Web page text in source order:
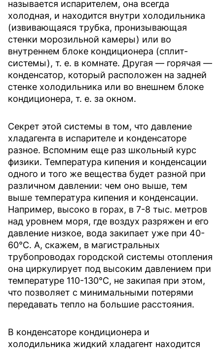
называется испарителем, она всегда
холодная, и находится внутри холодильника
(извивающаяся трубка, пронизывающая
стенки морозильной камеры) или во
внутреннем блоке кондиционера (сплит-
системы), т. е. в комнате. Другая — горячая —
конденсатор, который расположен на задней
стенке холодильника или во внешнем блоке
кондиционера, т. е. за окном.
Секрет этой системы в том, что давление
хладагента в испарителе и конденсаторе
разное. Вспомним еще раз школьный курс
физики. Температура кипения и конденсации
одного и того же вещества будет разной при
различном давлении: чем оно выше, тем
выше температура кипения и конденсации.
Например, высоко в горах, в 7-8 тыс. метров
над уровнем моря, где воздух разряжен и его
давление низкое, вода закипает уже при 40-
60°C. А, скажем, в магистральных
трубопроводах городской системы отопления
она циркулирует под высоким давлением при
температуре 110-130°C, не закипая при этом,
что позволяет с минимальными потерями
передавать тепло на большие расстояния.
В конденсаторе кондиционера и
холодильника жидкий хладагент находится